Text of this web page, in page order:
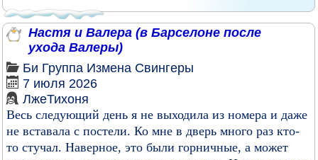
Настя и Валера (в Барселоне после
ухода Валеры)
Би Группа Измена Свингеры
7 июля 2026
ЛжеТихоня
Весь следующий день я не выходила из номера и даже
не вставала с постели. Ко мне в дверь много раз кто-
то стучал. Наверное, это были горничные, а может